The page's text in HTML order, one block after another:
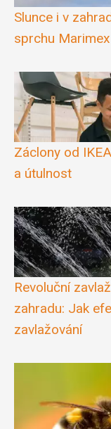
Slunce i v
sprchu
Záclony od
a útulnost
Revoluční
zahradu: Jak
zavlažování